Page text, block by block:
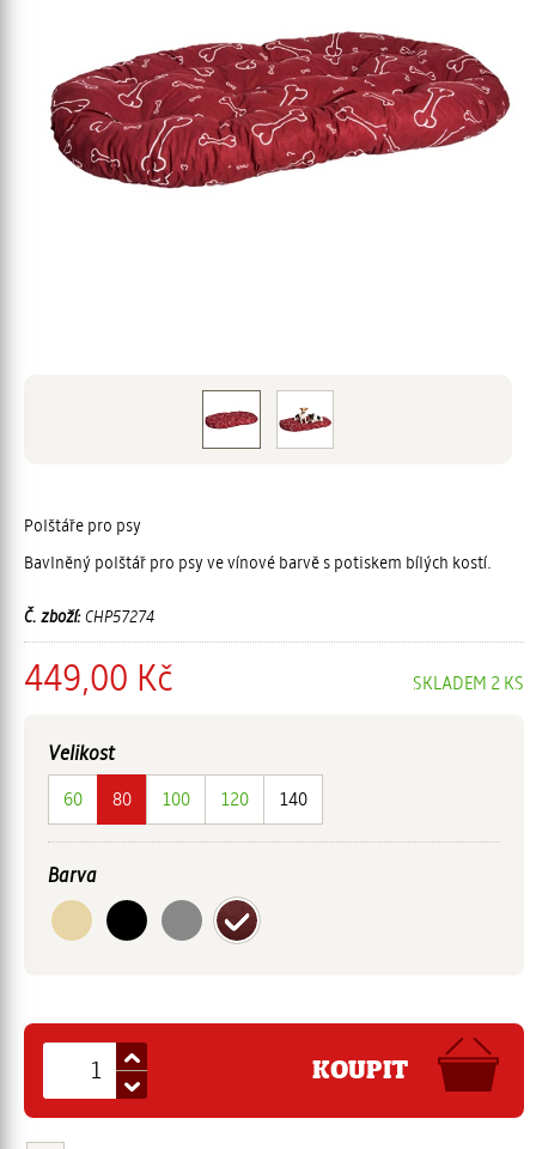
Polštáře pro psy
Bavlněný polštář pro psy ve vínové barvě s potiskem bílých kostí.
Č. zboží:CHP57274
449,00 Kč SKLADEM 2 KS
Velikost
60 80 100 120 140
Barva
KOUPIT